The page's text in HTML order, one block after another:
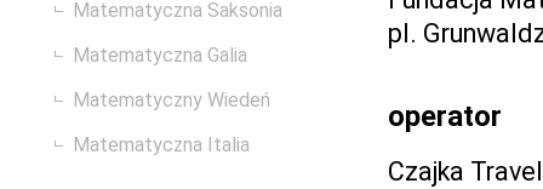
Matematyczna Saksonia
Matematyczna Galia
Matematyczny Wiedeń
Matematyczna Italia
pl.
operator
Czajka Travel